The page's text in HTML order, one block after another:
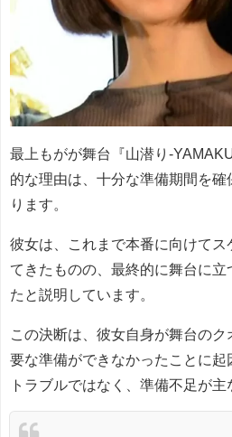
最上もがが舞台『山潜り-
的な理由は、十分な準備期間を
ります。
彼女は、これまで本番に向けて
てきたものの、最終的に舞台に立
たと説明しています。
この決断は、彼女自身が舞台の
要な準備ができなかったことに
トラブルではなく、準備不足が主